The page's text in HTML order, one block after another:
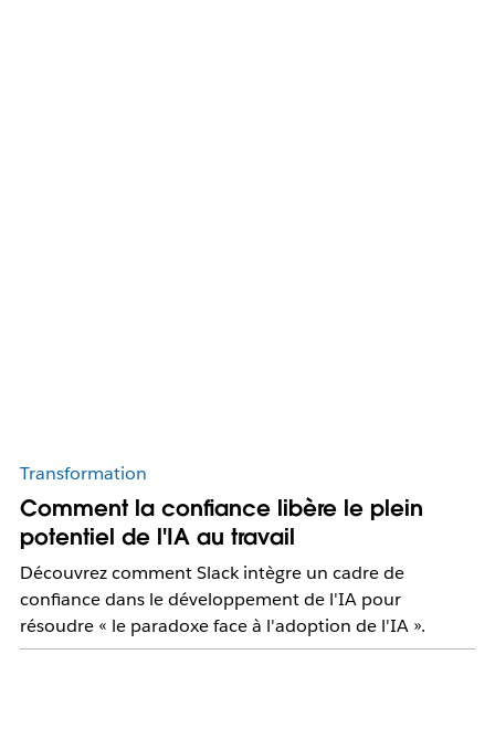
Transformation
Comment la confiance libère le plein
potentiel de l'IA au travail
Découvrez comment Slack intègre un cadre de
confiance dans le développement de l'IA pour
résoudre « le paradoxe face à l'adoption de l'IA ».